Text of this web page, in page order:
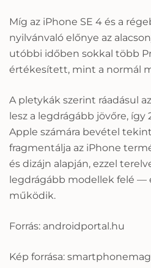
Míg az iPhone SE 4 és a
nyilvánvaló előnye az
utóbbi időben sokkal több
értékesített, mint a normál
A pletykák szerint ráadásul
lesz a legdrágább jövőre,
Apple számára bevétel
fragmentálja az iPhone
és dizájn alapján, ezzel
legdrágább modellek felé —
működik.
Forrás: androidportal.hu
Kép forrása: